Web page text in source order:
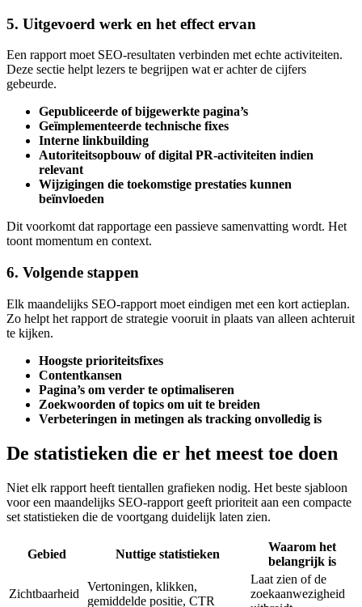
5. Uitgevoerd werk en het effect ervan
Een rapport moet SEO-resultaten verbinden met echte activiteiten.
Deze sectie helpt lezers te begrijpen wat er achter de cijfers
gebeurde.
Gepubliceerde of bijgewerkte pagina’s
Geïmplementeerde technische fixes
Interne linkbuilding
Autoriteitsopbouw of digital PR-activiteiten indien
relevant
Wijzigingen die toekomstige prestaties kunnen
beïnvloeden
Dit voorkomt dat rapportage een passieve samenvatting wordt. Het
toont momentum en context.
6. Volgende stappen
Elk maandelijks SEO-rapport moet eindigen met een kort actieplan.
Zo helpt het rapport de strategie vooruit in plaats van alleen achteruit
te kijken.
Hoogste prioriteitsfixes
Contentkansen
Pagina’s om verder te optimaliseren
Zoekwoorden of topics om uit te breiden
Verbeteringen in metingen als tracking onvolledig is
De statistieken die er het meest toe doen
Niet elk rapport heeft tientallen grafieken nodig. Het beste sjabloon
voor een maandelijks SEO-rapport geeft prioriteit aan een compacte
set statistieken die de voortgang duidelijk laten zien.
Gebied Nuttige statistieken
Waarom het
belangrijk is
Zichtbaarheid
Vertoningen, klikken,
gemiddelde positie, CTR
Laat zien of de
zoekaanwezigheid